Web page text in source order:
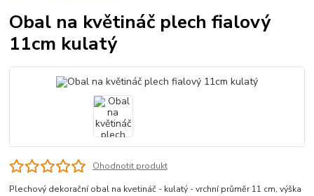
Obal na květináč plech fialový
11cm kulatý
Ohodnotit produkt
Plechový dekorační obal na kvetináč - kulatý - vrchní průměr 11 cm, výška